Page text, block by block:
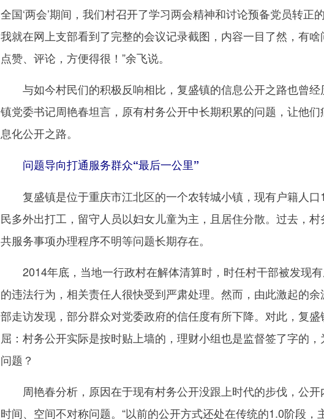
全国‘两会’期间，我们村召开了学习两会精神和讨论预备党员转正
我就在网上支部看到了完整的会议记录截图，内容一目了然，有
点赞、评论，方便得很！”余飞说。
与如今村民们的积极反响相比，复盛镇的信息公开之路也曾经
镇党委书记周艳春坦言，原有村务公开中长期积累的问题，让他
息化公开之路。
问题导向打通服务群众“最后一公里”
复盛镇是位于重庆市江北区的一个农转城小镇，现有户籍人口
民多外出打工，留守人员以妇女儿童为主，且居住分散。过去，
共服务事项办理程序不明等问题长期存在。
2014年底，当地一行政村在解体清算时，时任村干部被发现有
的违法行为，相关责任人很快受到严肃处理。然而，由此激起的
部走访发现，部分群众对党委政府的信任度有所下降。对此，复
屈：村务公开实际是按时贴上墙的，理财小组也是监督签了字的
问题？
周艳春分析，原因在于现有村务公开没跟上时代的步伐，公开
时间、空间不对称问题。“以前的公开方式还处在传统的1.0阶段，